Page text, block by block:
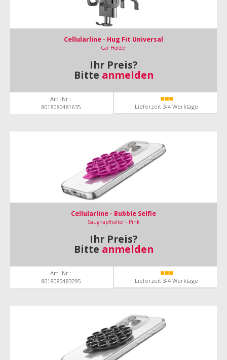
Cellularline - Hug Fit Universal
Car Holder
Ihr Preis?
Bitte anmelden
Art.-Nr.:
8018080481635
Lieferzeit 3-4 Werktage
Cellularline - Bubble Selfie
Saugnapfhalter - Pink
Ihr Preis?
Bitte anmelden
Art.-Nr.:
8018080483295
Lieferzeit 3-4 Werktage